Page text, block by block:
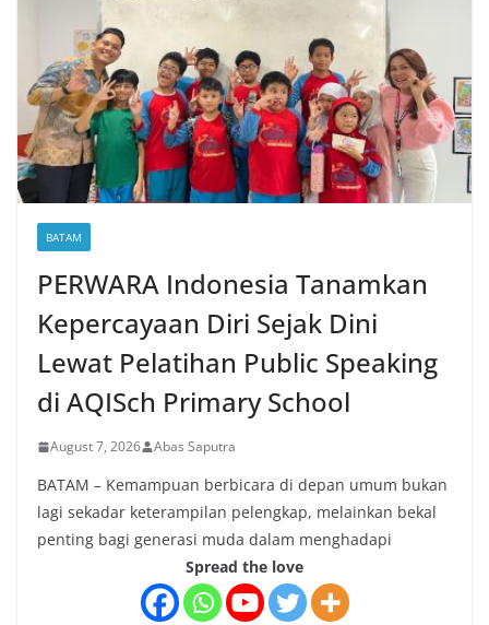
BATAM
PERWARA Indonesia Tanamkan
Kepercayaan Diri Sejak Dini
Lewat Pelatihan Public Speaking
di AQISch Primary School
August 7, 2026 Abas Saputra
BATAM – Kemampuan berbicara di depan umum bukan
lagi sekadar keterampilan pelengkap, melainkan bekal
penting bagi generasi muda dalam menghadapi
Spread the love